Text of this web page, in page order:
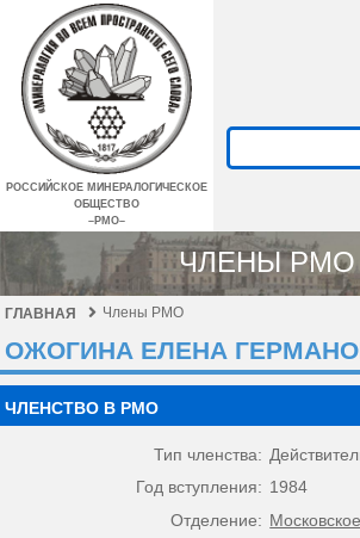
РОССИЙСКОЕ МИНЕРАЛОГИЧЕСКОЕ
ОБЩЕСТВО
–РМО–
ЧЛЕНЫ РМО
ГЛАВНАЯ Члены РМО
ОЖОГИНА ЕЛЕНА
ЧЛЕНСТВО В РМО
Тип членства:
Год вступления: 1984
Отделение: Московское